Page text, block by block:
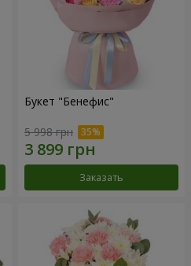
Букет "Бенефис"
5 998 грн
Заказать